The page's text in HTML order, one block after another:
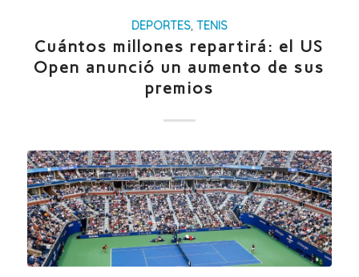
DEPORTES, TENIS
Cuántos millones repartirá: el US
Open anunció un aumento de sus
premios